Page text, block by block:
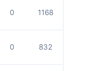
0 1168
0 832